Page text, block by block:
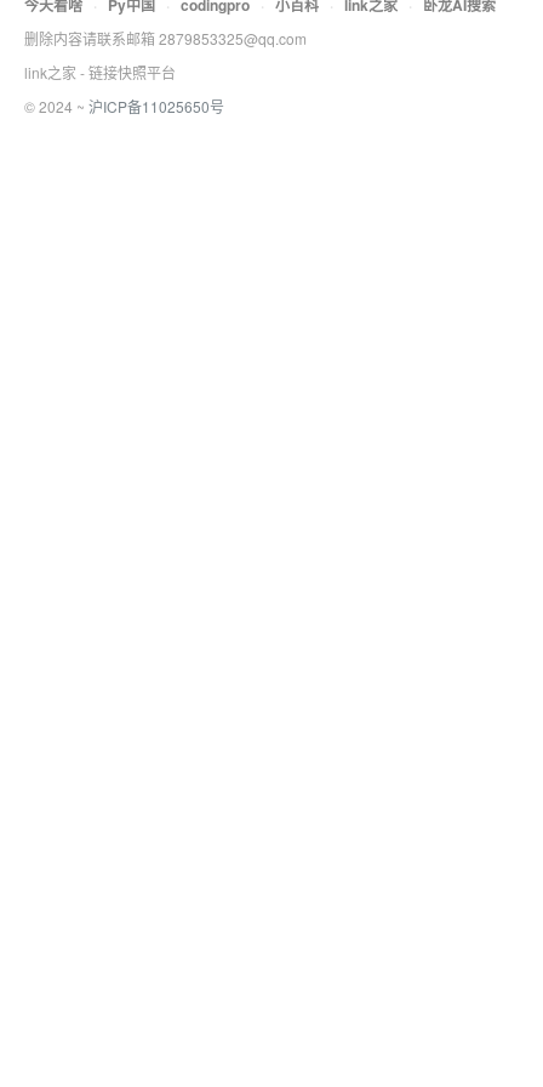
今天看啥 · Py中国 · codingpro · 小百科 · link之家 · 卧龙AI搜索
删除内容请联系邮箱 2879853325@qq.com
link之家 - 链接快照平台
© 2024 ~ 沪ICP备11025650号